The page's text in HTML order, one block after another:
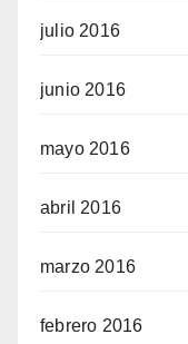
julio 2016
junio 2016
mayo 2016
abril 2016
marzo 2016
febrero 2016